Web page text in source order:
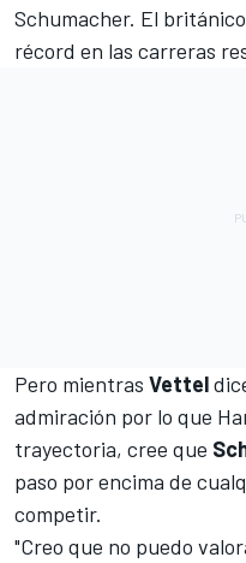
Schumacher. El
récord en las carreras
Pero mientras Vettel
admiración por lo que
trayectoria, cree que
paso por encima de
competir.
"Creo que no puedo